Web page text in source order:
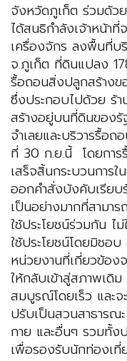
จังหวัดภูเก็ต ร่วมด้ว
ได้สนธิกำลังเจ้าหน้า
เครื่องจักร ลงพื้นที่บ
จ.ภูเก็ต ที่ดินแปลง
รื้อถอนสิ่งปลูกสร้าง
ซึ่งประกอบไปด้วย ร้
สร้างอยู่บนที่ดินของรั
จำเลยและบริวารรื้อ
ที่ 30 ก.ย.นี้ โดยการ
เสร็จสิ้นกระบวนการ
ออกคำสั่งบังคับเรียบ
เป็นอย่างมากที่สามา
ใช้ประโยชน์ร่วมกัน ไ
ใช้ประโยชน์โดยมิชอ
หน่วยงานที่เกี่ยวข้อง
ให้กลับเข้าสู่สภาพเดิ
สมบูรณ์โดยเร็ว และ
ปรับเป็นสวนสาธาร
กาย และอื่นๆ รวมทั้
เพื่อรองรับนักท่องเที่